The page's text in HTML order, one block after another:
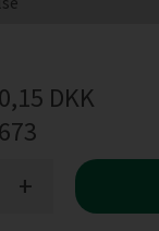
DKK
+